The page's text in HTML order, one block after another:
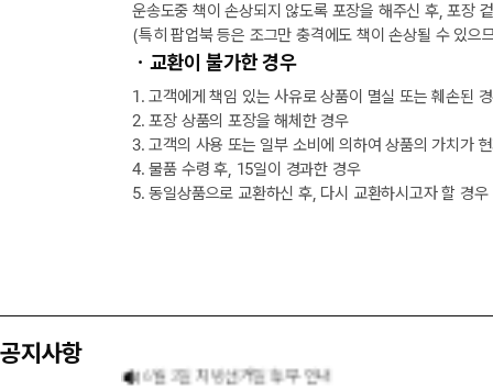
운송도중 책이 손상되지 않도록 포장을 해주신 후, 포장
(특히 팝업북 등은 조그만 충격에도 책이 손상될 수 있으
ㆍ교환이 불가한 경우
1. 고객에게 책임 있는 사유로 상품이 멸실 또는 훼손된
2. 포장 상품의 포장을 해체한 경우
3. 고객의 사용 또는 일부 소비에 의하여 상품의 가치가
4. 물품 수령 후, 15일이 경과한 경우
5. 동일상품으로 교환하신 후, 다시 교환하시고자 할 경
공지사항
[8월] 무이자 할부행사 안내